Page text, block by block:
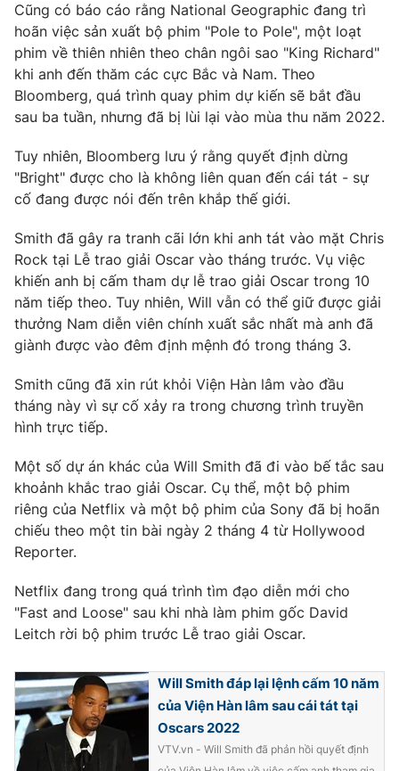
Hậu trường
Nhân vật
Khán giả
Giải sao mai
Điện ảnh
Âm nhạc
Sao
Đời sống
Du lịch
Làm đẹp
Chất lượng cuộc sống
Giáo dục
Học trực tuyến
Công nghệ
Hitech Công nghệ tương lai
Thị trường
Tư vấn
Giao lưu trực tuyến
Lịch phát sóng
Chuyên mục khác
Emagazine Podcast
Photo Infographic
VTV Money VTV Thể thao
VTV Sức khoẻ
Thị trường 24h Tấm lòng Việt
VTV9 VTV8
Liên hệ tòa soạn English
Cũng có báo cáo rằng National Geographic đang trì
hoãn việc sản xuất bộ phim "Pole to Pole", một loạt
phim về thiên nhiên theo chân ngôi sao "King Richard"
khi anh đến thăm các cực Bắc và Nam. Theo
Bloomberg, quá trình quay phim dự kiến ​​sẽ bắt đầu
sau ba tuần, nhưng đã bị lùi lại vào mùa thu năm 2022.
Tuy nhiên, Bloomberg lưu ý rằng quyết định dừng
"Bright" được cho là không liên quan đến cái tát - sự
cố đang được nói đến trên khắp thế giới.
Smith đã gây ra tranh cãi lớn khi anh tát vào mặt Chris
Rock tại Lễ trao giải Oscar vào tháng trước. Vụ việc
khiến anh bị cấm tham dự lễ trao giải Oscar trong 10
năm tiếp theo. Tuy nhiên, Will vẫn có thể giữ được giải
thưởng Nam diễn viên chính xuất sắc nhất mà anh đã
giành được vào đêm định mệnh đó trong tháng 3.
Smith cũng đã xin rút khỏi Viện Hàn lâm vào đầu
tháng này vì sự cố xảy ra trong chương trình truyền
hình trực tiếp.
Một số dự án khác của Will Smith đã đi vào bế tắc sau
khoảnh khắc trao giải Oscar. Cụ thể, một bộ phim
riêng của Netflix và một bộ phim của Sony đã bị hoãn
chiếu theo một tin bài ngày 2 tháng 4 từ Hollywood
Reporter.
Netflix đang trong quá trình tìm đạo diễn mới cho
"Fast and Loose" sau khi nhà làm phim gốc David
Leitch rời bộ phim trước Lễ trao giải Oscar.
Will Smith đáp lại lệnh cấm 10 năm
của Viện Hàn lâm sau cái tát tại
Oscars 2022
VTV.vn - Will Smith đã phản hồi quyết định